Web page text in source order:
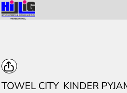
TOWEL CITY KINDER